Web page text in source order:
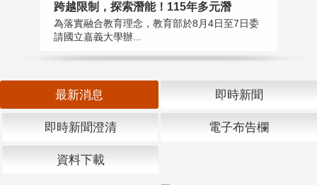
跨越限制，探索潛能！115年多元潛
為落實融合教育理念，教育部於8月4日至7日委
請國立嘉義大學辦...
最新消息 即時新聞
即時新聞澄清 電子布告欄
資料下載